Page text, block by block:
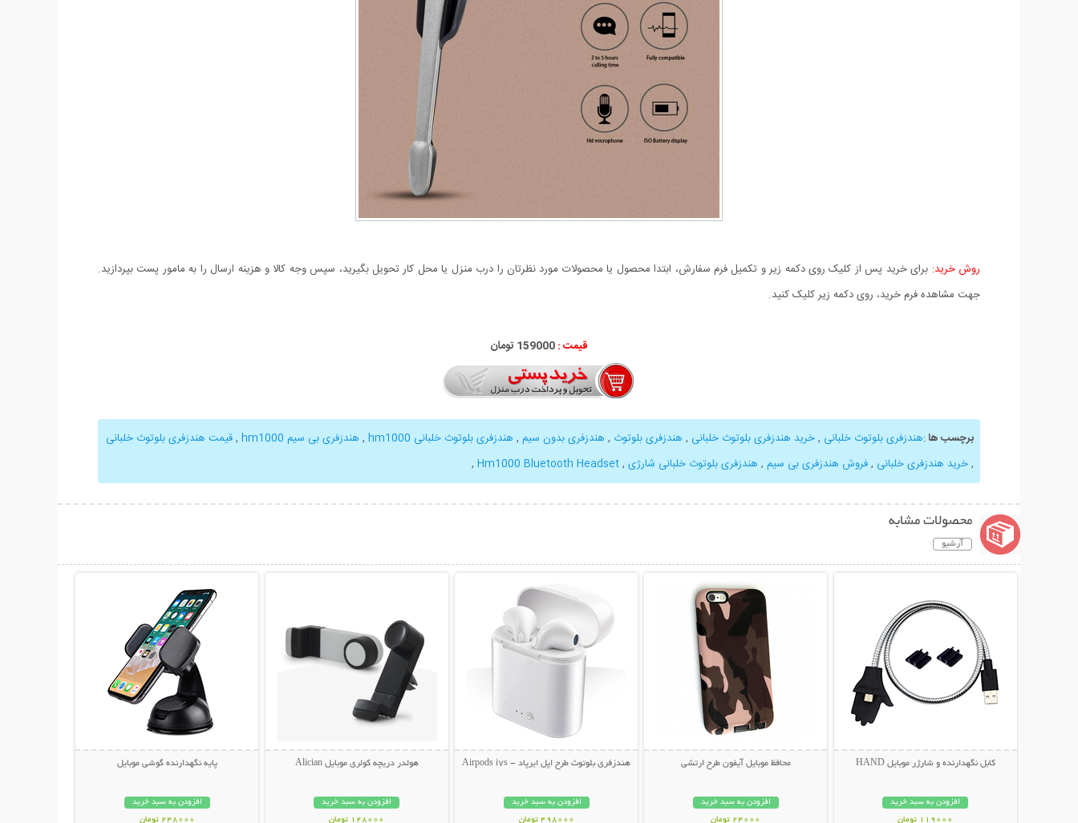
روش خرید: برای خرید پس از کلیک روی دکمه زیر و تکمیل فرم سفارش، ابتدا محصول یا محصولات مورد نظرتان را درب منزل یا محل کار تحویل بگیرید، سپس وجه کالا و هزینه ارسال را به مامور پست بپردازید.
جهت مشاهده فرم خرید، روی دکمه زیر کلیک کنید.
قیمت :159000 تومان
برچسب ها:هندزفری بلوتوث خلبانی ,خرید هندزفری بلوتوث خلبانی , هندزفری بلوتوث , هندزفری بدون سیم , هندزفری بلوتوث خلبانی hm1000 , هندزفری بی سیم hm1000 ,قیمت هندزفری بلوتوث خلبانی
,خرید هندزفری خلبانی ,فروش هندزفری بی سیم , هندزفری بلوتوث خلبانی شارژی ,
Hm1000 Bluetooth Headset
,
محصولات مشابه
آرشیو
کابل نگهدارنده و شارژر موبایل HAND
افزودن به سبد خرید
119000 تومان
محافظ موبایل آیفون طرح ارتشی
افزودن به سبد خرید
24000 تومان
هندزفری بلوتوث طرح اپل ایرپاد - Airpods i7s
افزودن به سبد خرید
498000 تومان
هولدر دریچه کولری موبایل Alician
افزودن به سبد خرید
128000 تومان
پایه نگهدارنده گوشی موبایل
افزودن به سبد خرید
248000 تومان